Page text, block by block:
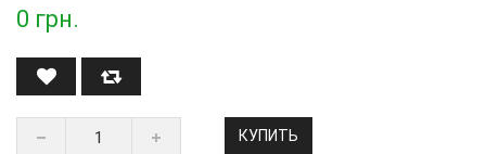
0 грн.
КУПИТЬ